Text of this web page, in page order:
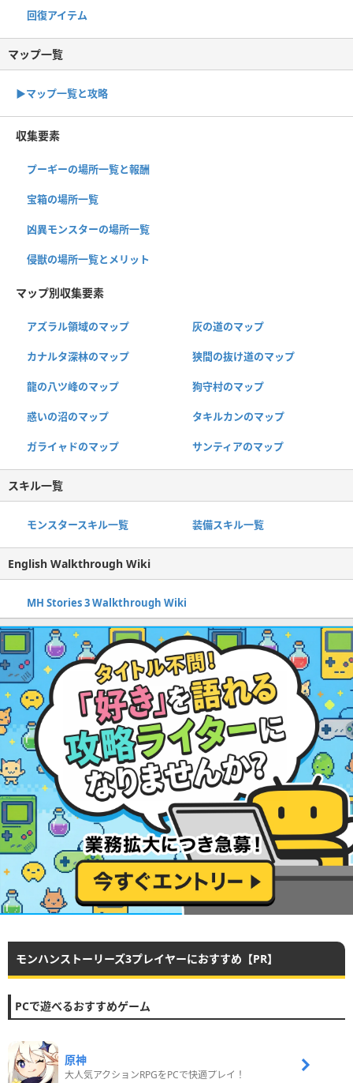
回復アイテム
マップ一覧
▶︎マップ一覧と攻略
収集要素
プーギーの場所一覧と報酬
宝箱の場所一覧
凶異モンスターの場所一覧
侵獣の場所一覧とメリット
マップ別収集要素
アズラル領域のマップ 灰の道のマップ
カナルタ深林のマップ 狭間の抜け道のマップ
龍の八ツ峰のマップ 狗守村のマップ
惑いの沼のマップ タキルカンのマップ
ガライャドのマップ サンティアのマップ
スキル一覧
モンスタースキル一覧 装備スキル一覧
English Walkthrough Wiki
MH Stories 3 Walkthrough Wiki
モンハンストーリーズ3プレイヤーにおすすめ【PR】
PCで遊べるおすすめゲーム
原神
大人気アクションRPGをPCで快適プレイ！